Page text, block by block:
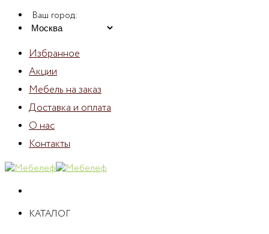
Skip
Ваш город:
Избранное
Акции
Мебель на заказ
Доставка и оплата
О нас
Контакты
КАТАЛОГ